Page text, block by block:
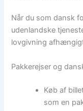
Når du som dansk
udenlandske
lovgivning
Pakkerejser og
Køb af
som en